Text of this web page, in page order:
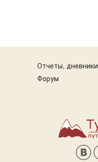
Отчеты, дневники
Форум